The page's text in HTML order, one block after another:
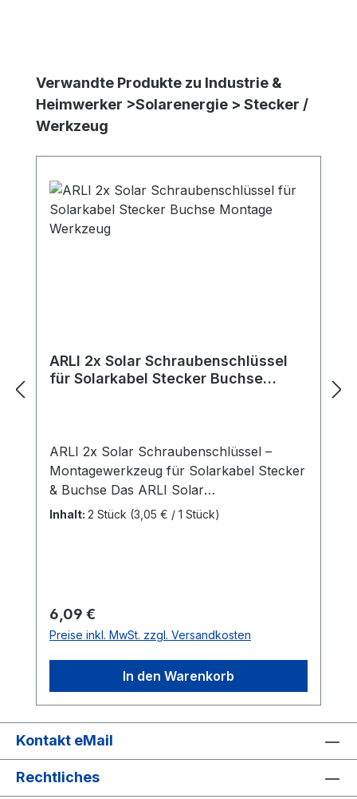
Produktgalerie überspringen
Verwandte Produkte zu Industrie &
Heimwerker >Solarenergie > Stecker /
Werkzeug
ARLI 2x Solar Schraubenschlüssel
für Solarkabel Stecker Buchse
ARLI 2x Solar Schraubenschlüssel –
Montagewerkzeug für Solarkabel Stecker
& Buchse Das ARLI Solar
Schraubenschlüssel-Set ist ein
Abschrauben von
Solarkabelverbindungen, ohne die
Steckverbinder zu beschädigen. Sie
bestehen aus robustem PPO-Kunststoff
und sind leicht sowie handlich in der
Anwendung. Eigenschaften: Einfache
Handhabung: Erleichtert das Anziehen
und Lösen von Solarsteckern Material:
PPO-Kunststoff Universelle Anwendung:
Passend für gängige Solarstecker Leicht
Inhalt: 2 Stück (3,05 € / 1 Stück)
Regulärer Preis:
6,09 €
Preise inkl. MwSt. zzgl. Versandkosten
In den Warenkorb
Kontakt eMail
Rechtliches